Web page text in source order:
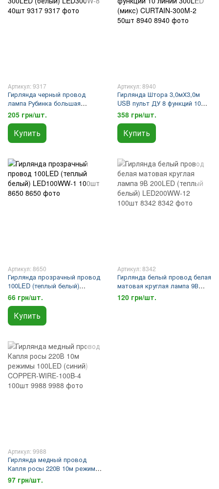
Артикул: 9317
Гирлянда черный провод
лампа Рубинка большая
300LED (белый) LED300W-8
40шт 9317
205 грн/шт.
Купить
Артикул: 8940
Гирлянда Штора 3,0мХ3,0м
USB пульт ДУ 8 функций 10
линий 300LED (микс) CURTAIN-
300M-2 50шт 8940
358 грн/шт.
Купить
Артикул: 8650
Гирлянда прозрачный провод
100LED (теплый белый)
LED100WW-1 100шт 8650
66 грн/шт.
Купить
Артикул: 8342
Гирлянда белый провод белая
матовая круглая лампа 9В
200LED (теплый белый)
LED200WW-12 100шт 8342
120 грн/шт.
Артикул: 9988
Гирлянда медный провод
Капля росы 220В 10м режимы
100LED (синий) COPPER-
WIRE-100B-4 100шт 9988
97 грн/шт.